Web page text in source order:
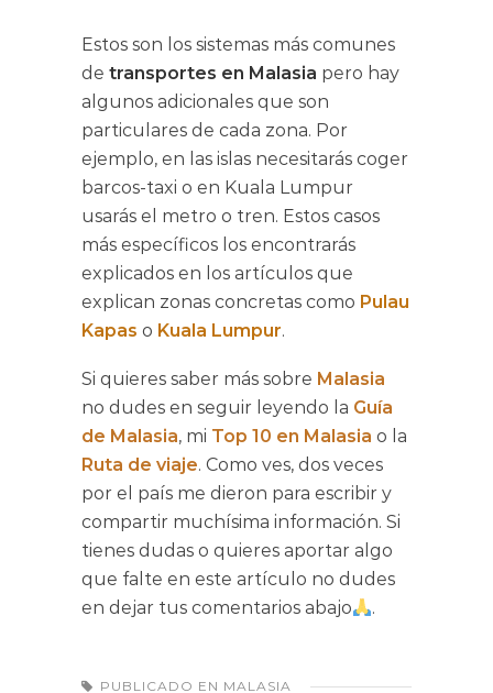
Estos son los sistemas más comunes
de transportes en Malasia pero hay
algunos adicionales que son
particulares de cada zona. Por
ejemplo, en las islas necesitarás coger
barcos-taxi o en Kuala Lumpur
usarás el metro o tren. Estos casos
más específicos los encontrarás
explicados en los artículos que
explican zonas concretas como Pulau
Kapas o Kuala Lumpur.
Si quieres saber más sobre Malasia
no dudes en seguir leyendo la Guía
de Malasia, mi Top 10 en Malasia o la
Ruta de viaje. Como ves, dos veces
por el país me dieron para escribir y
compartir muchísima información. Si
tienes dudas o quieres aportar algo
que falte en este artículo no dudes
en dejar tus comentarios abajo
.
PUBLICADO EN MALASIA